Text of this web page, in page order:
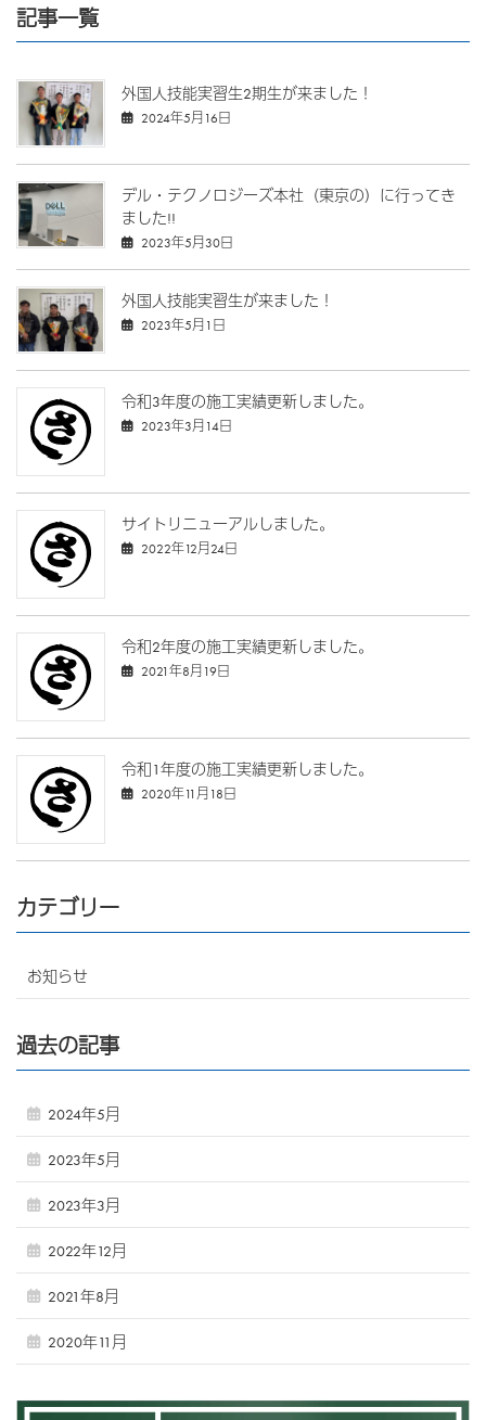
記事一覧
外国人技能実習生2期生が来ました！
2024年5月16日
デル・テクノロジーズ本社（東京の）に行ってき
ました!!
2023年5月30日
外国人技能実習生が来ました！
2023年5月1日
令和3年度の施工実績更新しました。
2023年3月14日
サイトリニューアルしました。
2022年12月24日
令和2年度の施工実績更新しました。
2021年8月19日
令和1年度の施工実績更新しました。
2020年11月18日
カテゴリー
お知らせ
過去の記事
2024年5月
2023年5月
2023年3月
2022年12月
2021年8月
2020年11月